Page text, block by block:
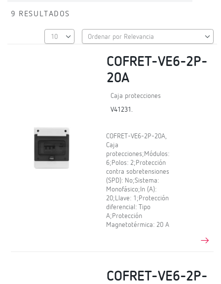
9 RESULTADOS
COFRET-VE6-2P-
20A
Caja protecciones
V41231.
COFRET-VE6-2P-20A,
Caja
protecciones;Módulos:
6;Polos: 2;Protección
contra sobretensiones
(SPD): No;Sistema:
Monofásico;In (A):
20;Llave: 1;Protección
diferencial: Tipo
A;Protección
Magnetotérmica: 20 A
COFRET-VE6-2P-